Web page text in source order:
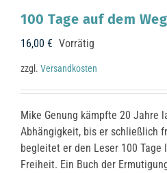
100 Tage auf dem
16,00 € Vorrätig
zzgl. Versandkosten
Mike Genung kämpfte 20 Jahre
Abhängigkeit, bis er schließlich
begleitet er den Leser 100 Tage
Freiheit. Ein Buch der